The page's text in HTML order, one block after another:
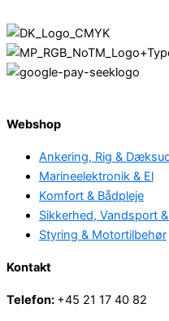
Webshop
Ankering, Rig &
Marineelektronik & El
Komfort & Bådpleje
Sikkerhed, Vandsport
Styring & Motortilbehør
Kontakt
Telefon: +45 21 17 40 82